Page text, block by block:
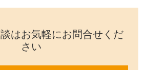
はお気軽にお問合せくだ
さい